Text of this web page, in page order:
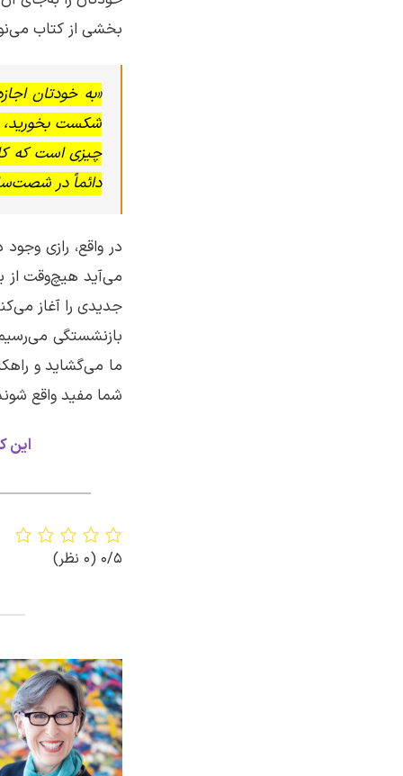
بخشی از کتاب
«به خودتان
شکست بخورید،
چیزی است که
دائماً در
در واقع، رازی
می‌آید هیچ‌وقت از
جدیدی را آغاز
بازنشستگی
ما می‌گشاید و
شما مفید واقع
این
0/5 (0 نظر)